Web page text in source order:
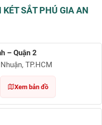
KÉT SẮT PHÚ GIA AN
– Quận 2
TP.HCM
Xem bản đồ